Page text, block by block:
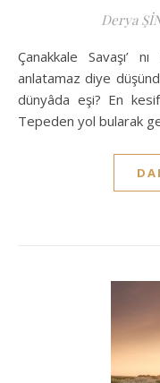
Derya
Çanakkale Savaşı’ nı Mehmet Akif Ersoy’ dan başkası
anlatamaz diye
dünyâda eşi? En
Tepeden yol bularak